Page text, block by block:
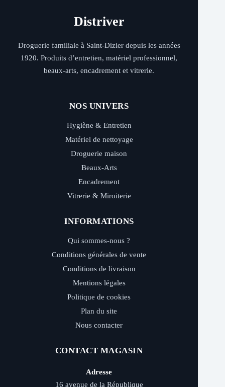
Distriver
Droguerie familiale à Saint-Dizier depuis les années
1920. Produits d’entretien, matériel professionnel,
beaux-arts, encadrement et vitrerie.
NOS UNIVERS
Hygiène & Entretien
Matériel de nettoyage
Droguerie maison
Beaux-Arts
Encadrement
Vitrerie & Miroiterie
INFORMATIONS
Qui sommes-nous ?
Conditions générales de vente
Conditions de livraison
Mentions légales
Politique de cookies
Plan du site
Nous contacter
CONTACT MAGASIN
Adresse
16 avenue de la République